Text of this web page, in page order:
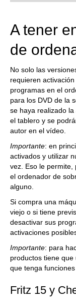
train more
A tener
de
No solo las
requieren
programas en el
para los DVD de la
se haya realizado
el tablero y se
autor en el vídeo.
Importante: en
activados y utilizar
vez. Eso le permite,
el ordenador de
alguno.
Si compra una
viejo o si tiene
desactivar sus
activaciones
Importante: para
productos tiene
que tenga
Fritz 15 y